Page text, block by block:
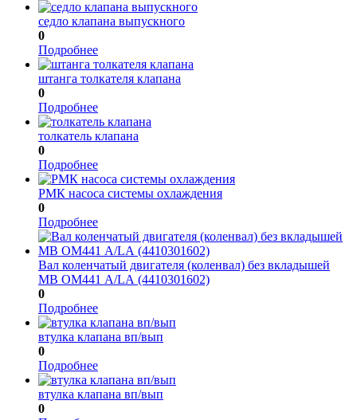
седло клапана выпускного
0
Подробнее
штанга толкателя клапана
0
Подробнее
толкатель клапана
0
Подробнее
РМК насоса системы охлаждения
0
Подробнее
Вал коленчатый двигателя (коленвал) без вкладышей
МВ ОМ441 А/LА (4410301602)
0
Подробнее
втулка клапана вп/вып
0
Подробнее
втулка клапана вп/вып
0